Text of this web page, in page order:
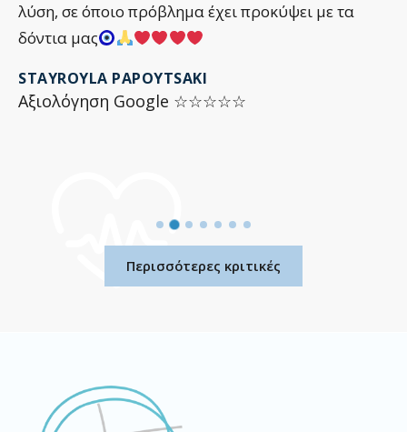
λύση, σε όποιο πρόβλημα έχει προκύψει με τα
δόντια μας
STAYROYLA PAPOYTSAKI
Αξιολόγηση Google ☆☆☆☆☆
Περισσότερες κριτικές